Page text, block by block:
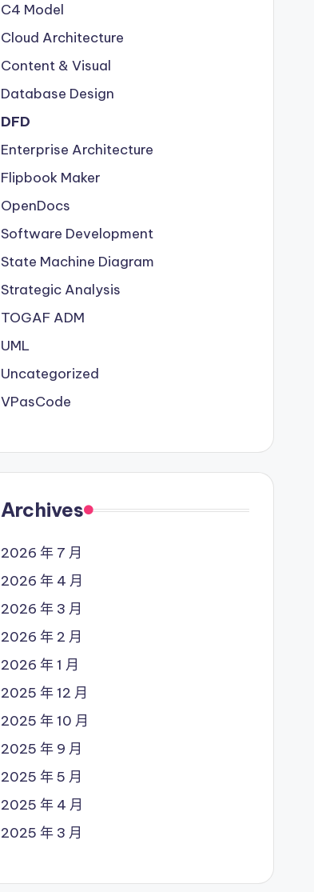
C4 Model
Cloud Architecture
Content & Visual
Database Design
DFD
Enterprise Architecture
Flipbook Maker
OpenDocs
Software Development
State Machine Diagram
Strategic Analysis
TOGAF ADM
UML
Uncategorized
VPasCode
Archives
2026 年 7 月
2026 年 4 月
2026 年 3 月
2026 年 2 月
2026 年 1 月
2025 年 12 月
2025 年 10 月
2025 年 9 月
2025 年 5 月
2025 年 4 月
2025 年 3 月